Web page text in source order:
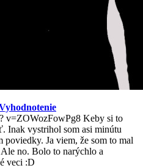
v=ZOWozFowPg8 Keby si to
Inak vystrihol som asi minútu
poviedky. Ja viem, že som to mal
no. Bolo to narýchlo a
veci :D